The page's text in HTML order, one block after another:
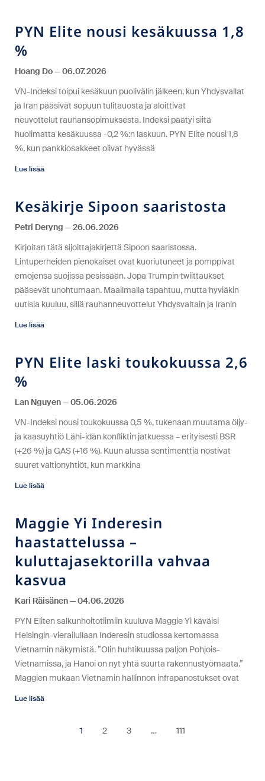
PYN Elite nousi kesäkuussa 1,8
%
Hoang Do
06.07.2026
VN-Indeksi toipui kesäkuun puolivälin jälkeen, kun Yhdysvallat
ja Iran pääsivät sopuun tulitauosta ja aloittivat
neuvottelut rauhansopimuksesta. Indeksi päätyi siitä
huolimatta kesäkuussa -0,2 %:n laskuun. PYN Elite nousi 1,8
%, kun pankkiosakkeet olivat hyvässä
Lue lisää
Kesäkirje Sipoon saaristosta
Petri Deryng
26.06.2026
Kirjoitan tätä sijoittajakirjettä Sipoon saaristossa.
Lintuperheiden pienokaiset ovat kuoriutuneet ja pomppivat
emojensa suojissa pesissään. Jopa Trumpin twiittaukset
pääsevät unohtumaan. Maailmalla tapahtuu, mutta hyviäkin
uutisia kuuluu, sillä rauhanneuvottelut Yhdysvaltain ja Iranin
Lue lisää
PYN Elite laski toukokuussa 2,6
%
Lan Nguyen
05.06.2026
VN-Indeksi nousi toukokuussa 0,5 %, tukenaan muutama öljy-
ja kaasuyhtiö Lähi-idän konfliktin jatkuessa – erityisesti BSR
(+26 %) ja GAS (+16 %). Kuun alussa sentimenttiä nostivat
suuret valtionyhtiöt, kun markkina
Lue lisää
Maggie Yi Inderesin
haastattelussa –
kuluttajasektorilla vahvaa
kasvua
Kari Räisänen
04.06.2026
PYN Eliten salkunhoitotiimiin kuuluva Maggie Yi käväisi
Helsingin-vierailullaan Inderesin studiossa kertomassa
Vietnamin näkymistä. ”Olin huhtikuussa paljon Pohjois-
Vietnamissa, ja Hanoi on nyt yhtä suurta rakennustyömaata.”
Maggien mukaan Vietnamin hallinnon infrapanostukset ovat
Lue lisää
1 2 3 … 111